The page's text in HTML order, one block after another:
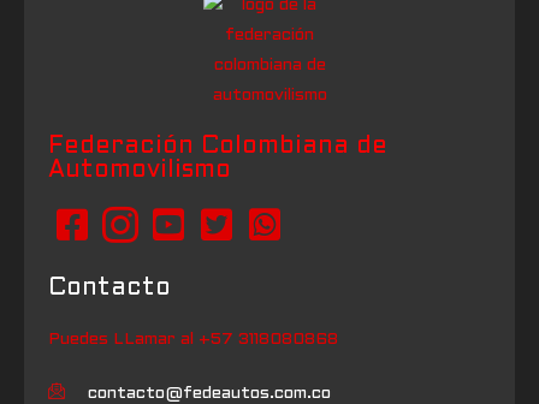
Federación Colombiana de
Automovilismo
Contacto
Puedes LLamar al +57 3118080868
contacto@fedeautos.com.co